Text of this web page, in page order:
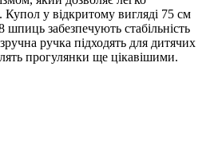
Купол у відкритому вигляді 75 см
шпиць забезпечують стабільність
ручка підходять для дитячих
прогулянки ще цікавішими.